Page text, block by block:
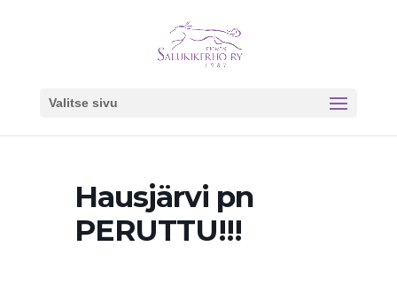
Valitse sivu
Hausjärvi pn
PERUTTU!!!